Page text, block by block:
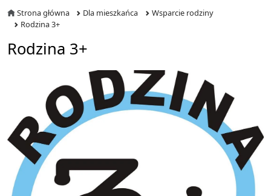
Strona główna Dla mieszkańca
Wsparcie rodziny
Rodzina 3+
Rodzina 3+